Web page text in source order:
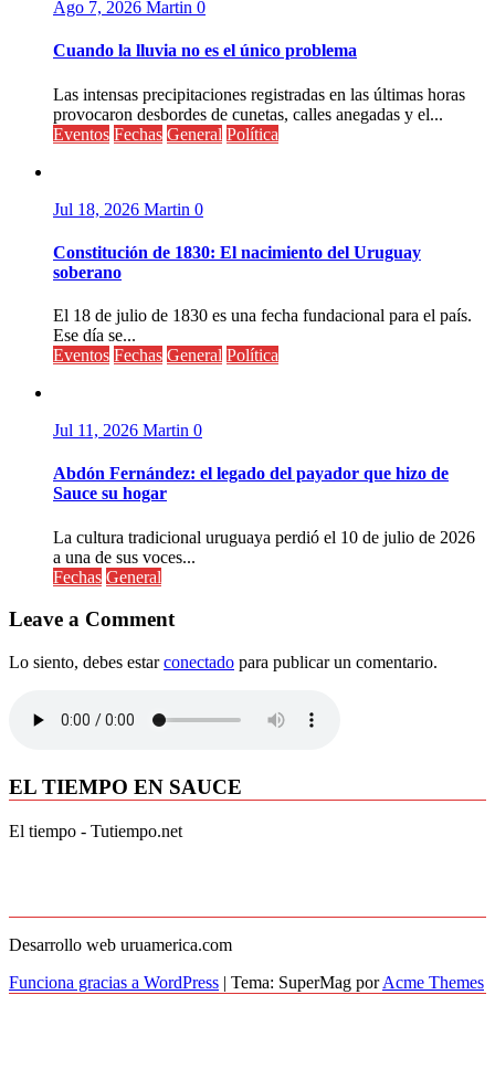
Ago 7, 2026 Martin 0
Cuando la lluvia no es el único problema
Las intensas precipitaciones registradas en las últimas horas
provocaron desbordes de cunetas, calles anegadas y el...
Eventos Fechas General Política
Jul 18, 2026 Martin 0
Constitución de 1830: El nacimiento del Uruguay
soberano
El 18 de julio de 1830 es una fecha fundacional para el país.
Ese día se...
Eventos Fechas General Política
Jul 11, 2026 Martin 0
Abdón Fernández: el legado del payador que hizo de
Sauce su hogar
La cultura tradicional uruguaya perdió el 10 de julio de 2026
a una de sus voces...
Fechas General
Leave a Comment
Lo siento, debes estarconectado para publicar un comentario.
EL TIEMPO EN SAUCE
El tiempo - Tutiempo.net
Desarrollo web uruamerica.com
Funciona gracias a WordPress | Tema: SuperMag porAcme Themes